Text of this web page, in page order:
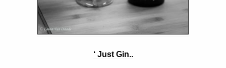
‘ Just Gin..